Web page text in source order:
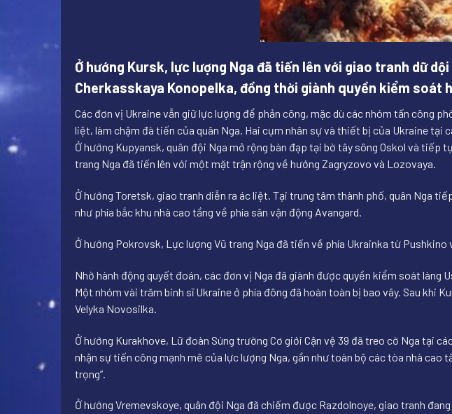
Ở hướng Kursk, lực lượng Nga đã tiến lên với giao tranh dữ
Cherkasskaya Konopelka, đồng thời giành quyền kiểm soát
Các đơn vị Ukraine vẫn giữ lực lượng để phản công, mặc dù các nhóm tấn công
liệt, làm chậm đà tiến của quân Nga. Hai cụm nhân sự và thiết bị của Ukraine tại
Ở hướng Kupyansk, quân đội Nga mở rộng bàn đạp tại bờ tây sông Oskol và
trang Nga đã tiến lên với một mặt trận rộng về hướng Zagryzovo và Lozovaya.
Ở hướng Toretsk, giao tranh diễn ra ác liệt. Tại trung tâm thành phố, quân Nga
như phía bắc khu nhà cao tầng về phía sân vận động Avangard.
Ở hướng Pokrovsk, Lực lượng Vũ trang Nga đã tiến về phía Ukrainka từ Pushkino
Nhờ hành động quyết đoán, các đơn vị Nga đã giành được quyền kiểm soát
Một nhóm vài trăm binh sĩ Ukraine ở phía đông đã hoàn toàn bị bao vây. Sau
Velyka Novosilka.
Ở hướng Kurakhove, Lữ đoàn Súng trường Cơ giới Cận vệ 39 đã treo cờ Nga tại
nhận sự tiến công mạnh mẽ của lực lượng Nga, gần như toàn bộ các tòa nhà cao
trọng”.
Ở hướng Vremevskoye, quân đội Nga đã chiếm được Razdolnoye, giao tranh